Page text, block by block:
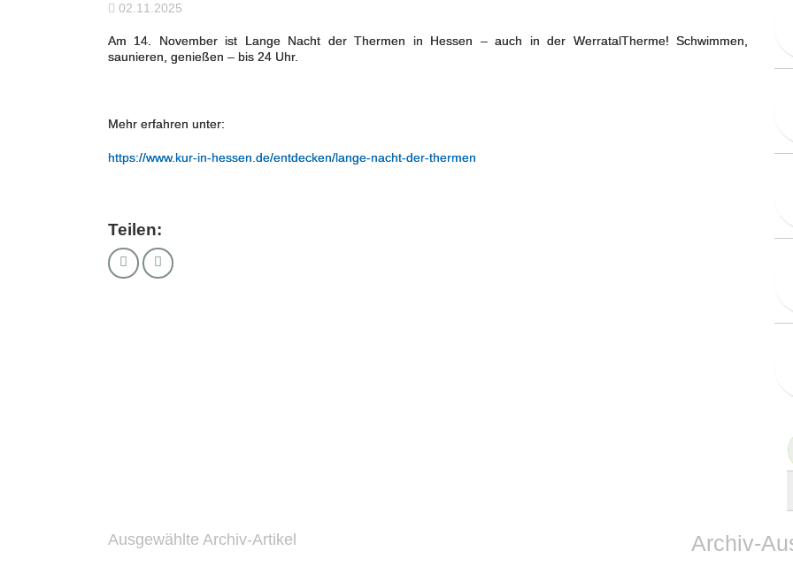
02.11.2025
Am 14. November ist Lange Nacht der Thermen in Hessen – auch in der WerratalTherme! Schwimmen,
saunieren, genießen – bis 24 Uhr.
Mehr erfahren unter:
https://www.kur-in-hessen.de/entdecken/lange-nacht-der-thermen
Teilen:
Ausgewählte Archiv-Artikel Archiv-